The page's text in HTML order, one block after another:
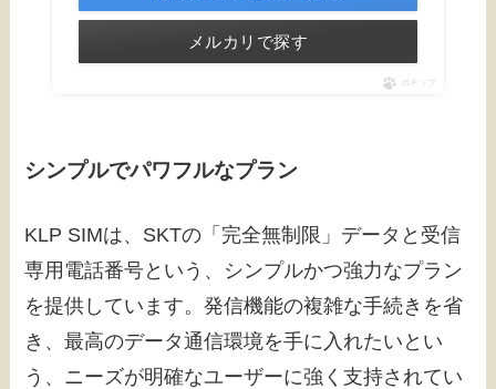
メルカリで探す
ポチップ
シンプルでパワフルなプラン
KLP SIMは、SKTの「完全無制限」データと受信
専用電話番号という、シンプルかつ強力なプラン
を提供しています。発信機能の複雑な手続きを省
き、最高のデータ通信環境を手に入れたいとい
う、ニーズが明確なユーザーに強く支持されてい